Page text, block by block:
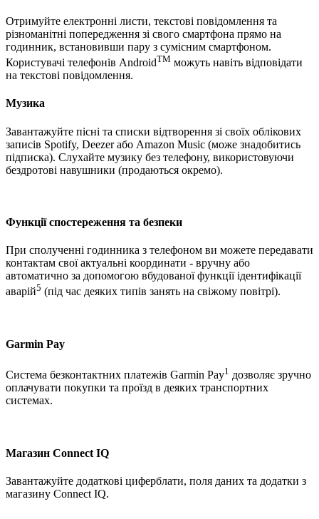
Отримуйте електронні листи, текстові повідомлення та
різноманітні попередження зі свого смартфона прямо на
годинник, встановивши пару з сумісним смартфоном.
Користувачі телефонів AndroidTM можуть навіть відповідати
на текстові повідомлення.
Музика
Завантажуйте пісні та списки відтворення зі своїх облікових
записів Spotify, Deezer або Amazon Music (може знадобитись
підписка). Слухайте музику без телефону, використовуючи
бездротові навушники (продаються окремо).
Функції спостереження та безпеки
При сполученні годинника з телефоном ви можете передавати
контактам свої актуальні координати - вручну або
автоматично за допомогою вбудованої функції ідентифікації
аварій5 (під час деяких типів занять на свіжому повітрі).
Garmin Pay
Система безконтактних платежів Garmin Pay1 дозволяє зручно
оплачувати покупки та проїзд в деяких транспортних
системах.
Магазин Connect IQ
Завантажуйте додаткові циферблати, поля даних та додатки з
магазину Connect IQ.